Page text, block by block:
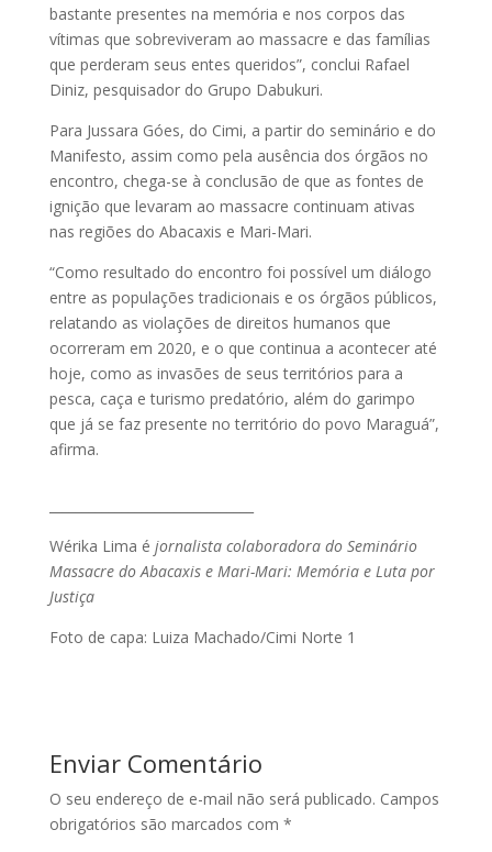
bastante presentes na memória e nos corpos das
vítimas que sobreviveram ao massacre e das famílias
que perderam seus entes queridos”, conclui Rafael
Diniz, pesquisador do Grupo Dabukuri.
Para Jussara Góes, do Cimi, a partir do seminário e do
Manifesto, assim como pela ausência dos órgãos no
encontro, chega-se à conclusão de que as fontes de
ignição que levaram ao massacre continuam ativas
nas regiões do Abacaxis e Mari-Mari.
“Como resultado do encontro foi possível um diálogo
entre as populações tradicionais e os órgãos públicos,
relatando as violações de direitos humanos que
ocorreram em 2020, e o que continua a acontecer até
hoje, como as invasões de seus territórios para a
pesca, caça e turismo predatório, além do garimpo
que já se faz presente no território do povo Maraguá”,
afirma.
Wérika Lima é jornalista colaboradora do Seminário
Massacre do Abacaxis e Mari-Mari: Memória e Luta por
Justiça
Foto de capa: Luiza Machado/Cimi Norte 1
Enviar Comentário
O seu endereço de e-mail não será publicado. Campos
obrigatórios são marcados com *